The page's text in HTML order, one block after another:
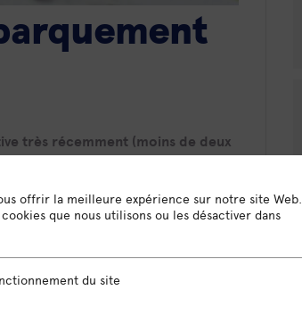
très récemment (moins de deux
sein d’Omnicité
offrir la meilleure expérience sur notre site Web.
que nous utilisons ou les désactiver dans
du sitedu site